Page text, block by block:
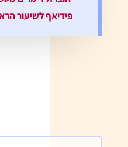
פידיאף לשיעור